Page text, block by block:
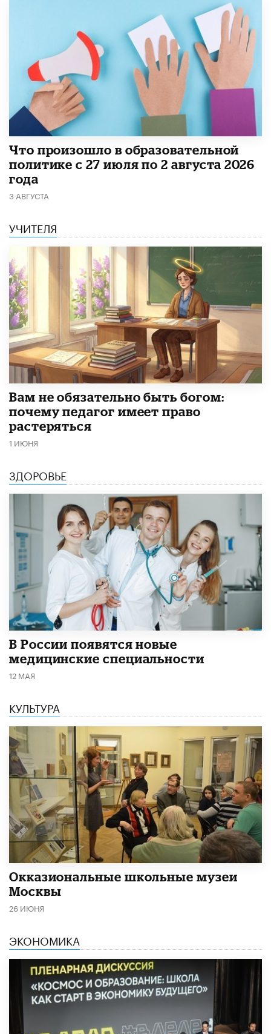
​Что произошло в образовательной
политике с 27 июля по 2 августа 2026
года
3 АВГУСТА
УЧИТЕЛЯ
​Вам не обязательно быть богом:
почему педагог имеет право
растеряться
1 ИЮНЯ
ЗДОРОВЬЕ
В России появятся новые
медицинские специальности
12 МАЯ
КУЛЬТУРА
​Окказиональные школьные музеи
Москвы
26 ИЮНЯ
ЭКОНОМИКА